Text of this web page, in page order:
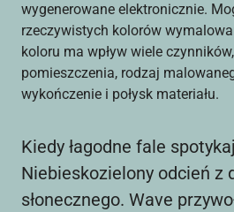
wygenerowane elektronicznie.
rzeczywistych kolorów
koloru ma wpływ wiele
pomieszczenia, rodzaj
wykończenie i połysk materiału.
Kiedy łagodne fale
Niebieskozielony odcień z
słonecznego. Wave